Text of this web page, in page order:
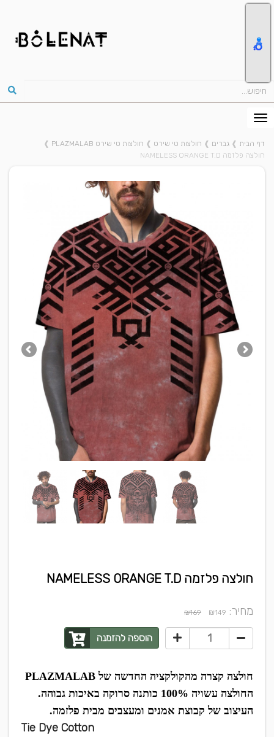
דף הבית ❱ גברים ❱ חולצות טי שירט ❱ חולצות טי שירט PLAZMALAB
❱
חולצה פלזמה NAMELESS ORANGE T.D
חולצה פלזמה NAMELESS ORANGE T.D
מחיר: ₪149
₪169
הוספה להזמנה
חולצה קצרה מהקולקציה החדשה של PLAZMALAB
החולצה עשויה 100% כותנה סרוקה באיכות גבוהה.
העיצוב של קבוצת אמנים ומעצבים מבית פלזמה.
Tie Dye Cotton